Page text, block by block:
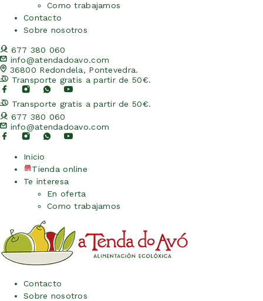
Como trabajamos
Contacto
Sobre nosotros
677 380 060
info@atendadoavo.com
36800 Redondela, Pontevedra.
Transporte gratis a partir de 50€.
Transporte gratis a partir de 50€.
677 380 060
info@atendadoavo.com
Inicio
Tienda online
Te interesa
En oferta
Como trabajamos
Contacto
Sobre nosotros